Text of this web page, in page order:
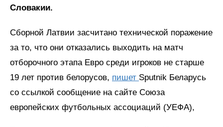
Словакии.
Сборной Латвии засчитано технической поражение
за то, что они отказались выходить на матч
отборочного этапа Евро среди игроков не старше
19 лет против белорусов, пишет Sputnik Беларусь
со ссылкой сообщение на сайте Союза
европейских футбольных ассоциаций (УЕФА),